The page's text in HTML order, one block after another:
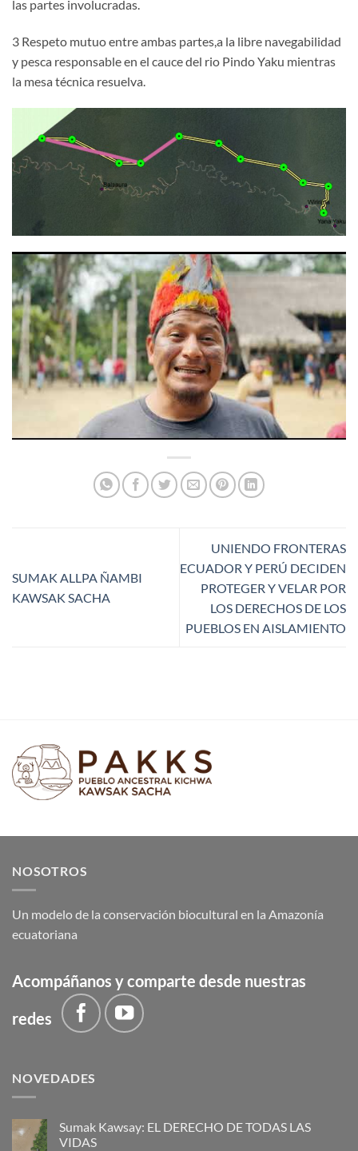
las partes involucradas.
3 Respeto mutuo entre ambas partes,a la libre navegabilidad
y pesca responsable en el cauce del rio Pindo Yaku mientras
la mesa técnica resuelva.
SUMAK ALLPA ÑAMBI
KAWSAK SACHA
UNIENDO FRONTERAS
ECUADOR Y PERÚ DECIDEN
PROTEGER Y VELAR POR
LOS DERECHOS DE LOS
PUEBLOS EN AISLAMIENTO
NOSOTROS
Un modelo de la conservación biocultural en la Amazonía
ecuatoriana
Acompáñanos y comparte desde nuestras
redes
NOVEDADES
Sumak Kawsay: EL DERECHO DE TODAS LAS
VIDAS